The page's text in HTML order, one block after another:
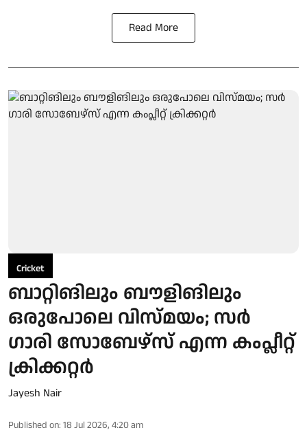
Read More
Cricket
ബാറ്റിങിലും ബൗളിങിലും
ഒരുപോലെ വിസ്മയം; സർ
ഗാരി സോബേഴ്സ് എന്ന കംപ്ലീറ്റ്
ക്രിക്കറ്റർ
Jayesh Nair
Published on: 18 Jul 2026, 4:20 am